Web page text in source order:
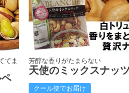
てま
芳醇な香りがたまらない
天使のミックスナッツ
クール便でお届け